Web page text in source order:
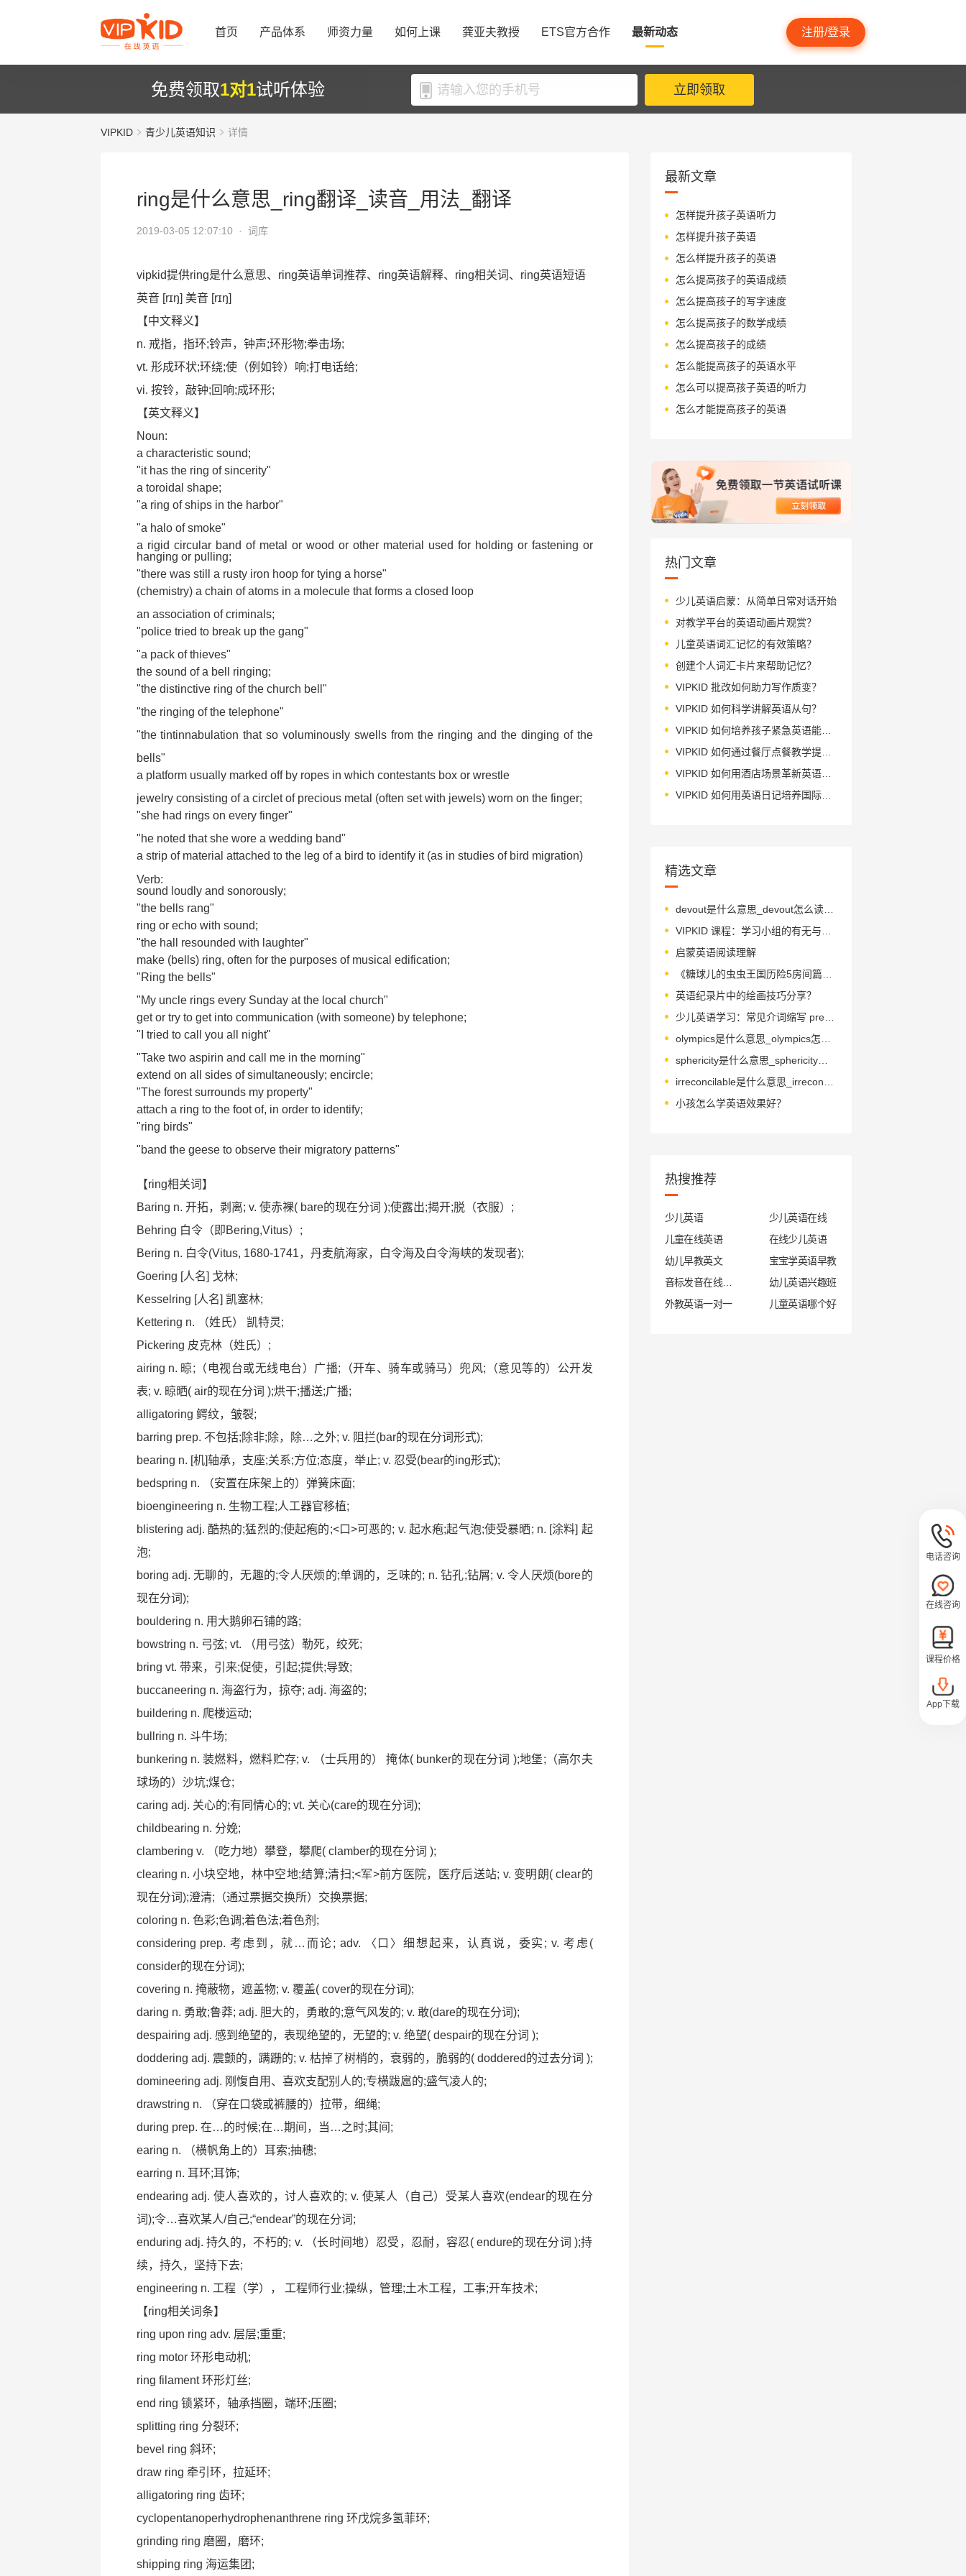
首页 产品体系 师资力量 如何上课 龚亚夫教授 ETS官方合作 最新动态 注册/登录
免费领取1对1试听体验 立即领取
VIPKID 青少儿英语知识 详情
ring是什么意思_ring翻译_读音_用法_翻译
2019-03-05 12:07:10 · 词库
vipkid提供ring是什么意思、ring英语单词推荐、ring英语解释、ring相关词、ring英语短语
英音 [rɪŋ] 美音 [rɪŋ]
【中文释义】
n. 戒指，指环;铃声，钟声;环形物;拳击场;
vt. 形成环状;环绕;使（例如铃）响;打电话给;
vi. 按铃，敲钟;回响;成环形;
【英文释义】
Noun:
a characteristic sound;
"it has the ring of sincerity"
a toroidal shape;
"a ring of ships in the harbor"
"a halo of smoke"
a rigid circular band of metal or wood or other material used for holding or fastening or
hanging or pulling;
"there was still a rusty iron hoop for tying a horse"
(chemistry) a chain of atoms in a molecule that forms a closed loop
an association of criminals;
"police tried to break up the gang"
"a pack of thieves"
the sound of a bell ringing;
"the distinctive ring of the church bell"
"the ringing of the telephone"
"the tintinnabulation that so voluminously swells from the ringing and the dinging of the
bells"
a platform usually marked off by ropes in which contestants box or wrestle
jewelry consisting of a circlet of precious metal (often set with jewels) worn on the finger;
"she had rings on every finger"
"he noted that she wore a wedding band"
a strip of material attached to the leg of a bird to identify it (as in studies of bird migration)
Verb:
sound loudly and sonorously;
"the bells rang"
ring or echo with sound;
"the hall resounded with laughter"
make (bells) ring, often for the purposes of musical edification;
"Ring the bells"
"My uncle rings every Sunday at the local church"
get or try to get into communication (with someone) by telephone;
"I tried to call you all night"
"Take two aspirin and call me in the morning"
extend on all sides of simultaneously; encircle;
"The forest surrounds my property"
attach a ring to the foot of, in order to identify;
"ring birds"
"band the geese to observe their migratory patterns"
【ring相关词】
Baring n. 开拓，剥离; v. 使赤裸( bare的现在分词 );使露出;揭开;脱（衣服）;
Behring 白令（即Bering,Vitus）;
Bering n. 白令(Vitus, 1680-1741，丹麦航海家，白令海及白令海峡的发现者);
Goering [人名] 戈林;
Kesselring [人名] 凯塞林;
Kettering n. （姓氏） 凯特灵;
Pickering 皮克林（姓氏）;
airing n. 晾;（电视台或无线电台）广播;（开车、骑车或骑马）兜风;（意见等的）公开发
表; v. 晾晒( air的现在分词 );烘干;播送;广播;
alligatoring 鳄纹，皱裂;
barring prep. 不包括;除非;除，除…之外; v. 阻拦(bar的现在分词形式);
bearing n. [机]轴承，支座;关系;方位;态度，举止; v. 忍受(bear的ing形式);
bedspring n. （安置在床架上的）弹簧床面;
bioengineering n. 生物工程;人工器官移植;
blistering adj. 酷热的;猛烈的;使起疱的;<口>可恶的; v. 起水疱;起气泡;使受暴晒; n. [涂料] 起
泡;
boring adj. 无聊的，无趣的;令人厌烦的;单调的，乏味的; n. 钻孔;钻屑; v. 令人厌烦(bore的
现在分词);
bouldering n. 用大鹅卵石铺的路;
bowstring n. 弓弦; vt. （用弓弦）勒死，绞死;
bring vt. 带来，引来;促使，引起;提供;导致;
buccaneering n. 海盗行为，掠夺; adj. 海盗的;
buildering n. 爬楼运动;
bullring n. 斗牛场;
bunkering n. 装燃料，燃料贮存; v. （士兵用的） 掩体( bunker的现在分词 );地堡;（高尔夫
球场的）沙坑;煤仓;
caring adj. 关心的;有同情心的; vt. 关心(care的现在分词);
childbearing n. 分娩;
clambering v. （吃力地）攀登，攀爬( clamber的现在分词 );
clearing n. 小块空地，林中空地;结算;清扫;<军>前方医院，医疗后送站; v. 变明朗( clear的
现在分词);澄清;（通过票据交换所）交换票据;
coloring n. 色彩;色调;着色法;着色剂;
considering prep. 考虑到，就…而论; adv. 〈口〉细想起来，认真说，委实; v. 考虑(
consider的现在分词);
covering n. 掩蔽物，遮盖物; v. 覆盖( cover的现在分词);
daring n. 勇敢;鲁莽; adj. 胆大的，勇敢的;意气风发的; v. 敢(dare的现在分词);
despairing adj. 感到绝望的，表现绝望的，无望的; v. 绝望( despair的现在分词 );
doddering adj. 震颤的，蹒跚的; v. 枯掉了树梢的，衰弱的，脆弱的( doddered的过去分词 );
domineering adj. 刚愎自用、喜欢支配别人的;专横跋扈的;盛气凌人的;
drawstring n. （穿在口袋或裤腰的）拉带，细绳;
during prep. 在…的时候;在…期间，当…之时;其间;
earing n. （横帆角上的）耳索;抽穗;
earring n. 耳环;耳饰;
endearing adj. 使人喜欢的，讨人喜欢的; v. 使某人（自己）受某人喜欢(endear的现在分
词);令…喜欢某人/自己;“endear”的现在分词;
enduring adj. 持久的，不朽的; v. （长时间地）忍受，忍耐，容忍( endure的现在分词 );持
续，持久，坚持下去;
engineering n. 工程（学）， 工程师行业;操纵，管理;土木工程，工事;开车技术;
【ring相关词条】
ring upon ring adv. 层层;重重;
ring motor 环形电动机;
ring filament 环形灯丝;
end ring 锁紧环，轴承挡圈，端环;压圈;
splitting ring 分裂环;
bevel ring 斜环;
draw ring 牵引环，拉延环;
alligatoring ring 齿环;
cyclopentanoperhydrophenanthrene ring 环戊烷多氢菲环;
grinding ring 磨圈，磨环;
shipping ring 海运集团;
最新文章
怎样提升孩子英语听力
怎样提升孩子英语
怎么样提升孩子的英语
怎么提高孩子的英语成绩
怎么提高孩子的写字速度
怎么提高孩子的数学成绩
怎么提高孩子的成绩
怎么能提高孩子的英语水平
怎么可以提高孩子英语的听力
怎么才能提高孩子的英语
热门文章
少儿英语启蒙：从简单日常对话开始
对教学平台的英语动画片观赏？
儿童英语词汇记忆的有效策略？
创建个人词汇卡片来帮助记忆？
VIPKID 批改如何助力写作质变？
VIPKID 如何科学讲解英语从句？
VIPKID 如何培养孩子紧急英语能力？
VIPKID 如何通过餐厅点餐教学提升少儿英语应用能力？
VIPKID 如何用酒店场景革新英语教学？
VIPKID 如何用英语日记培养国际化人才？
精选文章
devout是什么意思_devout怎么读_音标dɪˈvaʊt
启蒙英语阅读理解
英语纪录片中的绘画技巧分享？
少儿英语学习：常见介词缩写 prep. 解析
sphericity是什么意思_sphericity怎么读_音标sfɪə'rɪsɪtɪ
小孩怎么学英语效果好？
热搜推荐
少儿英语
少儿英语在线
儿童在线英语
在线少儿英语
幼儿早教英文
宝宝学英语早教
幼儿英语兴趣班
外教英语一对一
儿童英语哪个好
电话咨询
在线咨询
课程价格
App下载